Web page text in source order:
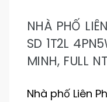
NHÀ PHỐ
SD 1T2L
MINH, FULL
Nhà phố Liên